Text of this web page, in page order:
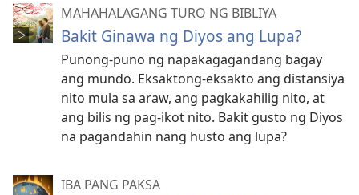
MAHAHALAGANG TURO NG BIBLIYA
Bakit Ginawa ng Diyos ang Lupa?
Punong-puno ng napakagagandang bagay
ang mundo. Eksaktong-eksakto ang distansiya
nito mula sa araw, ang pagkakahilig nito, at
ang bilis ng pag-ikot nito. Bakit gusto ng Diyos
na pagandahin nang husto ang lupa?
IBA PANG PAKSA